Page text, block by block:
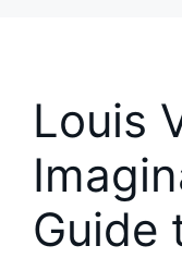
Louis
Guide